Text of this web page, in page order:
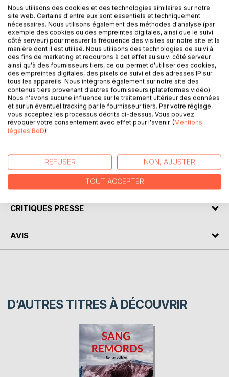
Quel lien Marie, passionnée de lecture, qui a vécu au
XIXème siècle, peut-elle entretenir avec le député sans
scrupules Norbert de Belfond qui roule en Porsche et fait
souvent la une des quotidiens voire de la presse à
scandales ? Comment son existence appartenant à un
passé révolu est-elle reliée à celle de Chris et de Shaïma
dont la beauté exceptionnelle fait chavirer bien des cœurs
? Ces derniers forment un couple dont l’amour rayonne et
suscite la convoitise. Enfin quelle relation y a-t-il entre
Viniciane propriétaire d’un vaste domaine et Tony ou Leila
qui peinent pour subsister ? Un lien unit ces histoires et
CRITIQUES PRESSE
AVIS
D’AUTRES TITRES À DÉCOUVRIR
Nous utilisons des cookies et des technologies similaires sur notre
site web. Certains d'entre eux sont essentiels et techniquement
nécessaires. Nous utilisons également des méthodes d'analyse (par
exemple des cookies ou des empreintes digitales, ainsi que le suivi
côté serveur) pour mesurer la fréquence des visites sur notre site et la
manière dont il est utilisé. Nous utilisons des technologies de suivi à
des fins de marketing et recourons à cet effet au suivi côté serveur
ainsi qu'à des fournisseurs tiers, ce qui permet d'utiliser des cookies,
des empreintes digitales, des pixels de suivi et des adresses IP sur
tous les appareils. Nous intégrons également sur notre site des
contenus tiers provenant d'autres fournisseurs (plateformes vidéo).
Nous n'avons aucune influence sur le traitement ultérieur des données
et sur un éventuel tracking par le fournisseur tiers. Par votre réglage,
vous acceptez les processus décrits ci-dessus. Vous pouvez
révoquer votre consentement avec effet pour l'avenir. (Mentions
légales BoD)
REFUSER NON, AJUSTER
TOUT ACCEPTER